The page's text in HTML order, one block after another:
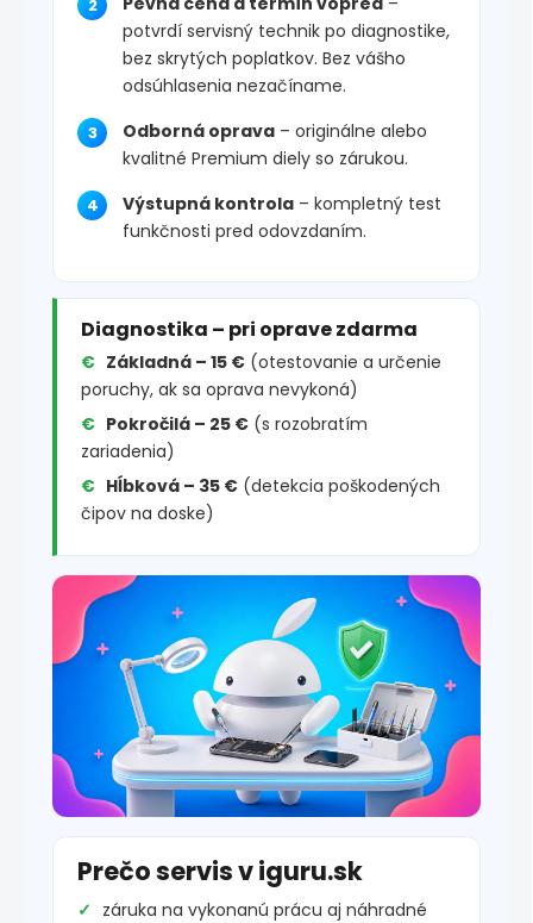
potvrdí servisný technik po diagnostike,
bez skrytých poplatkov. Bez vášho
odsúhlasenia nezačíname.
Odborná oprava – originálne alebo
kvalitné Premium diely so zárukou.
Výstupná kontrola – kompletný test
funkčnosti pred odovzdaním.
Diagnostika – pri oprave zdarma
Základná – 15 € (otestovanie a určenie
poruchy, ak sa oprava nevykoná)
Pokročilá – 25 € (s rozobratím
zariadenia)
Hĺbková – 35 € (detekcia poškodených
čipov na doske)
Prečo servis v iguru.sk
záruka na vykonanú prácu aj náhradné